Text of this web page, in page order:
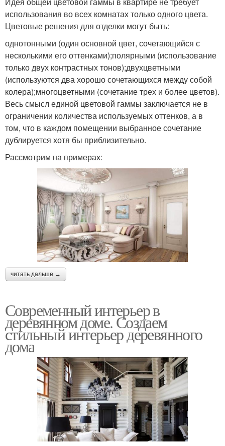
использования во всех комнатах только одного цвета.
Цветовые решения для отделки могут быть:
однотонными (один основной цвет, сочетающийся с
несколькими его оттенками);полярными (использование
только двух контрастных тонов);двухцветными
(используются два хорошо сочетающихся между собой
колера);многоцветными (сочетание трех и более цветов).
Весь смысл единой цветовой гаммы заключается не в
ограничении количества используемых оттенков, а в
том, что в каждом помещении выбранное сочетание
дублируется хотя бы приблизительно.
Рассмотрим на примерах:
читать дальше →
Современный интерьер в
деревянном доме. Создаем
стильный интерьер деревянного
дома